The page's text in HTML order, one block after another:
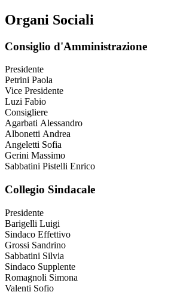
Organi Sociali
Consiglio d'Amministrazione
Presidente
Petrini Paola
Vice Presidente
Luzi Fabio
Consigliere
Agarbati Alessandro
Albonetti Andrea
Angeletti Sofia
Gerini Massimo
Sabbatini Pistelli Enrico
Collegio Sindacale
Presidente
Barigelli Luigi
Sindaco Effettivo
Grossi Sandrino
Sabbatini Silvia
Sindaco Supplente
Romagnoli Simona
Valenti Sofio